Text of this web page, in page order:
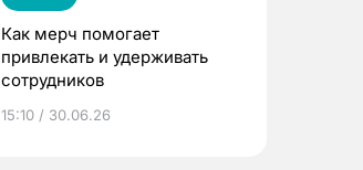
Как мерч помогает
привлекать и удерживать
сотрудников
15:10 / 30.06.26